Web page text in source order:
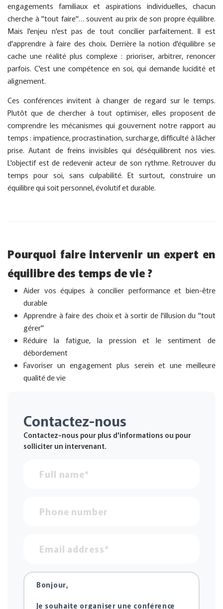
engagements familiaux et aspirations individuelles, chacun
cherche à "tout faire"… souvent au prix de son propre équilibre.
Mais l'enjeu n'est pas de tout concilier parfaitement. Il est
d'apprendre à faire des choix. Derrière la notion d'équilibre se
cache une réalité plus complexe : prioriser, arbitrer, renoncer
parfois. C'est une compétence en soi, qui demande lucidité et
alignement.
Ces conférences invitent à changer de regard sur le temps.
Plutôt que de chercher à tout optimiser, elles proposent de
comprendre les mécanismes qui gouvernent notre rapport au
temps : impatience, procrastination, surcharge, difficulté à lâcher
prise. Autant de freins invisibles qui déséquilibrent nos vies.
L'objectif est de redevenir acteur de son rythme. Retrouver du
temps pour soi, sans culpabilité. Et surtout, construire un
équilibre qui soit personnel, évolutif et durable.
Pourquoi faire intervenir un expert en
équilibre des temps de vie ?
Aider vos équipes à concilier performance et bien-être
durable
Apprendre à faire des choix et à sortir de l'illusion du "tout
gérer"
Réduire la fatigue, la pression et le sentiment de
débordement
Favoriser un engagement plus serein et une meilleure
qualité de vie
Contactez-nous
Contactez-nous pour plus d'informations ou pour
solliciter un intervenant.